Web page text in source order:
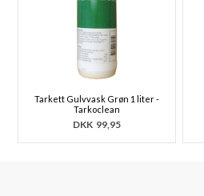
Tarkett Gulvvask Grøn 1 liter -
Tarkoclean
DKK 99,95